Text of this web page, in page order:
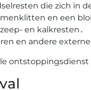
die zich in
en een
en kalkresten․
en andere